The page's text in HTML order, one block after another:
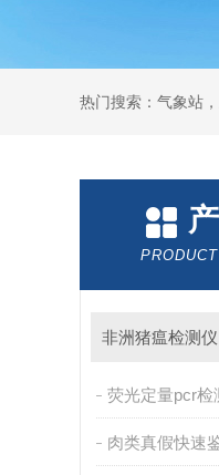
热门搜索：气象站
非洲猪瘟检测仪
荧光定量pcr检
肉类真假快速